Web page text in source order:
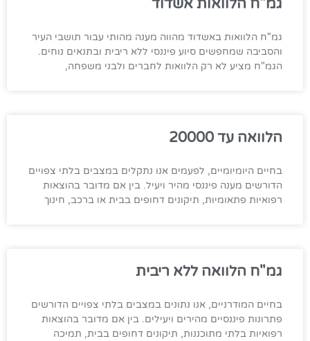
גמ"ח הלוואות אשדוד
גמ"ח הלוואות באשדוד מהווה מענה מהותי עבור תושבי העיר
והסביבה שמחפשים סיוע פיננסי ללא ריבית ובתנאים נוחים.
הגמ"ח מציע לא רק הלוואות לחברים ולבני משפחה,
הלוואה עד 20000
בחיים היומיומיים, לפעמים אנו נתקלים במצבים בלתי צפויים
הדורשים מענה פיננסי מהיר ויעיל. בין אם מדובר בהוצאות
רפואיות פתאומיות, תיקונים דחופים בבית או ברכב, חינוך
גמ"ח הלוואה ללא ריבית
בחיים המודרניים, אנו נתונים במצבים בלתי צפויים הדורשים
פתרונות פיננסיים מהירים ויעילים. בין אם מדובר בהוצאות
רפואיות בלתי מתוכננות, תיקונים דחופים בבית, תמיכה